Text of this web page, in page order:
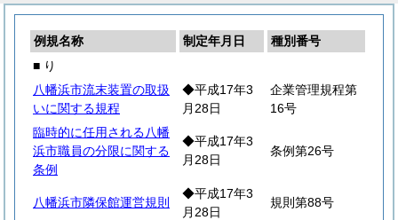
例規名称 制定年月日
種別番号
■ り
八幡浜市流末装置の取扱
いに関する規程
◆平成17年3
月28日
企業管理規程第
16号
臨時的に任用される八幡
浜市職員の分限に関する
条例
◆平成17年3
月28日
条例第26号
八幡浜市隣保館運営規則
◆平成17年3
月28日
規則第88号